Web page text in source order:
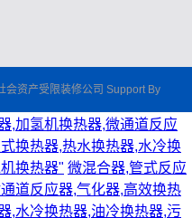
资产受限装修公司 Support By
,加氢机换热器,微通道反应
换热器,热水换热器,水冷换
换热器" 微混合器,管式反应
道反应器,气化器,高效换热
,水冷换热器,油冷换热器,污